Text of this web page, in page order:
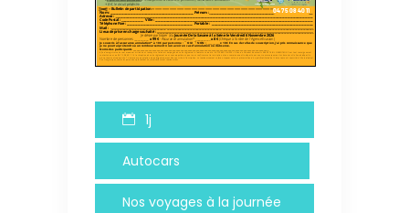
1j
Autocars
Nos voyages à la journée